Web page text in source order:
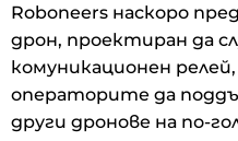
Roboneers наскоро
дрон, проектиран да
комуникационен
операторите да
други дронове на по-